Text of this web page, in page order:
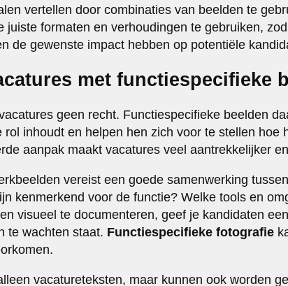
vertellen door combinaties van beelden te
juiste formaten en verhoudingen te gebruiken,
de gewenste impact hebben op potentiële
met functiespecifieke
geen recht. Functiespecifieke beelden
rol inhoudt en helpen hen zich voor te stellen hoe
aanpak maakt vacatures veel aantrekkelijker
vereist een goede samenwerking
kenmerkend voor de functie? Welke tools en
visueel te documenteren, geef je kandidaten
te wachten staat. Functiespecifieke fotografie
vacatureteksten, maar kunnen ook worden